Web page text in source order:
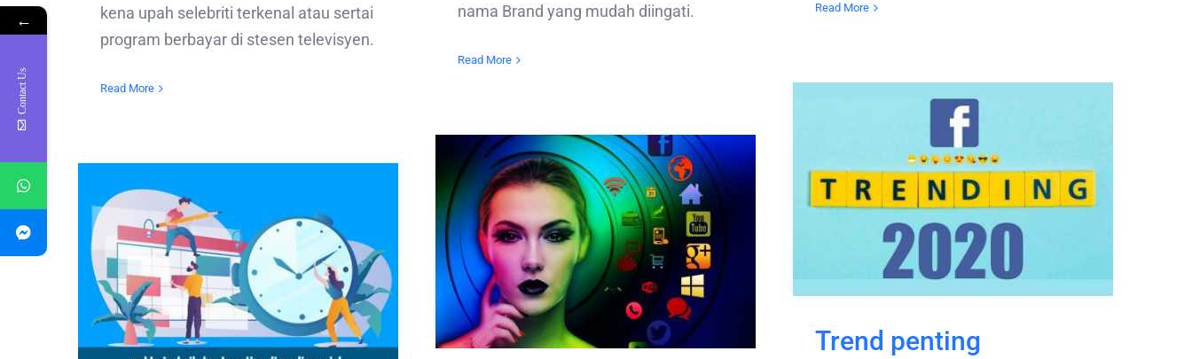
Read More
kena upah selebriti terkenal atau sertai
program berbayar di stesen televisyen.
Read More
nama Brand yang mudah diingati.
Read More
Trend penting
←
Contact Us